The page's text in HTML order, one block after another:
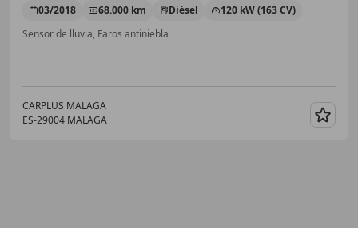
03/2018 68.000 km Diésel
120 kW (163 CV)
Sensor de lluvia, Faros antiniebla
CARPLUS MALAGA
ES-29004 MALAGA